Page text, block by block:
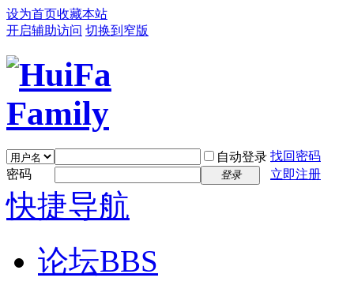
设为首页收藏本站
开启辅助访问 切换到窄版
自动登录 找回密码
密码
登录 立即注册
快捷导航
论坛BBS